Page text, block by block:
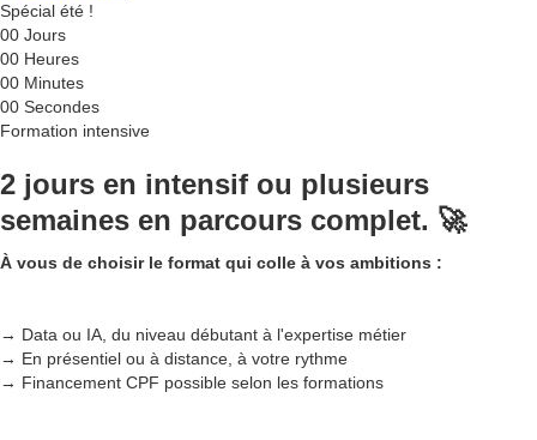
Spécial été !
00 Jours
00 Heures
00 Minutes
00 Secondes
Formation intensive
2 jours en intensif ou plusieurs
semaines en parcours complet. 🚀
À vous de choisir le format qui colle à vos ambitions :
→ Data ou IA, du niveau débutant à l'expertise métier
→ En présentiel ou à distance, à votre rythme
→ Financement CPF possible selon les formations